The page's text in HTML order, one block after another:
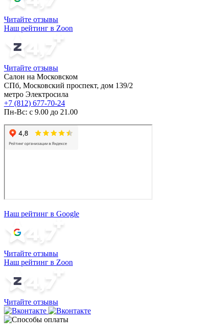
Читайте отзывы
Наш рейтинг в Zoon
Читайте отзывы
Салон на Московском
СПб, Московский проспект, дом 139/2
метро Электросила
+7 (812) 677-70-24
Пн-Вс: с 9.00 до 21.00
Наш рейтинг в Google
Читайте отзывы
Наш рейтинг в Zoon
Читайте отзывы